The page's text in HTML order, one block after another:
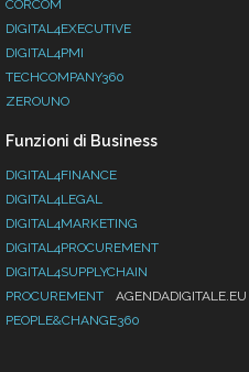
CORCOM
DIGITAL4EXECUTIVE
DIGITAL4PMI
TECHCOMPANY360
ZEROUNO
Funzioni di Business
DIGITAL4FINANCE
DIGITAL4LEGAL
DIGITAL4MARKETING
DIGITAL4PROCUREMENT
DIGITAL4SUPPLYCHAIN
PROCUREMENT
AGENDADIGITALE.EU
PEOPLE&CHANGE360